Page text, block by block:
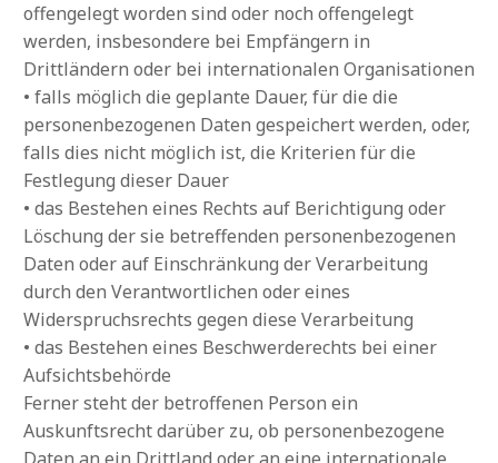
offengelegt worden sind oder noch offengelegt
werden, insbesondere bei Empfängern in
Drittländern oder bei internationalen Organisationen
• falls möglich die geplante Dauer, für die die
personenbezogenen Daten gespeichert werden, oder,
falls dies nicht möglich ist, die Kriterien für die
Festlegung dieser Dauer
• das Bestehen eines Rechts auf Berichtigung oder
Löschung der sie betreffenden personenbezogenen
Daten oder auf Einschränkung der Verarbeitung
durch den Verantwortlichen oder eines
Widerspruchsrechts gegen diese Verarbeitung
• das Bestehen eines Beschwerderechts bei einer
Aufsichtsbehörde
Ferner steht der betroffenen Person ein
Auskunftsrecht darüber zu, ob personenbezogene